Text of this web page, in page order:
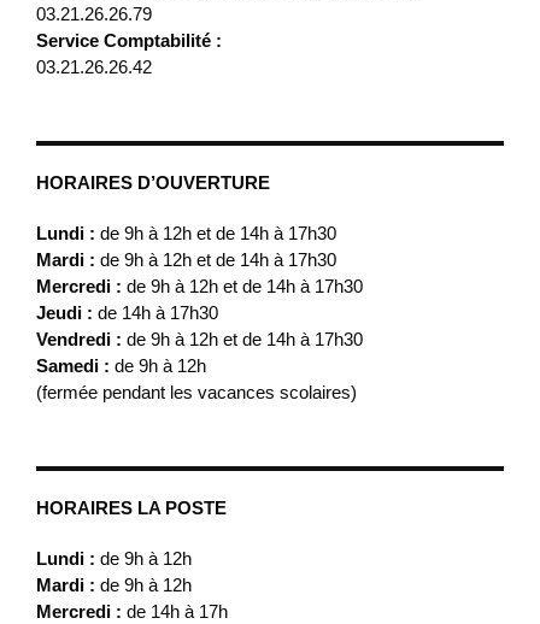
03.21.26.26.79
Service Comptabilité :
03.21.26.26.42
HORAIRES D’OUVERTURE
Lundi : de 9h à 12h et de 14h à 17h30
Mardi : de 9h à 12h et de 14h à 17h30
Mercredi : de 9h à 12h et de 14h à 17h30
Jeudi : de 14h à 17h30
Vendredi : de 9h à 12h et de 14h à 17h30
Samedi : de 9h à 12h
(fermée pendant les vacances scolaires)
HORAIRES LA POSTE
Lundi : de 9h à 12h
Mardi : de 9h à 12h
Mercredi : de 14h à 17h